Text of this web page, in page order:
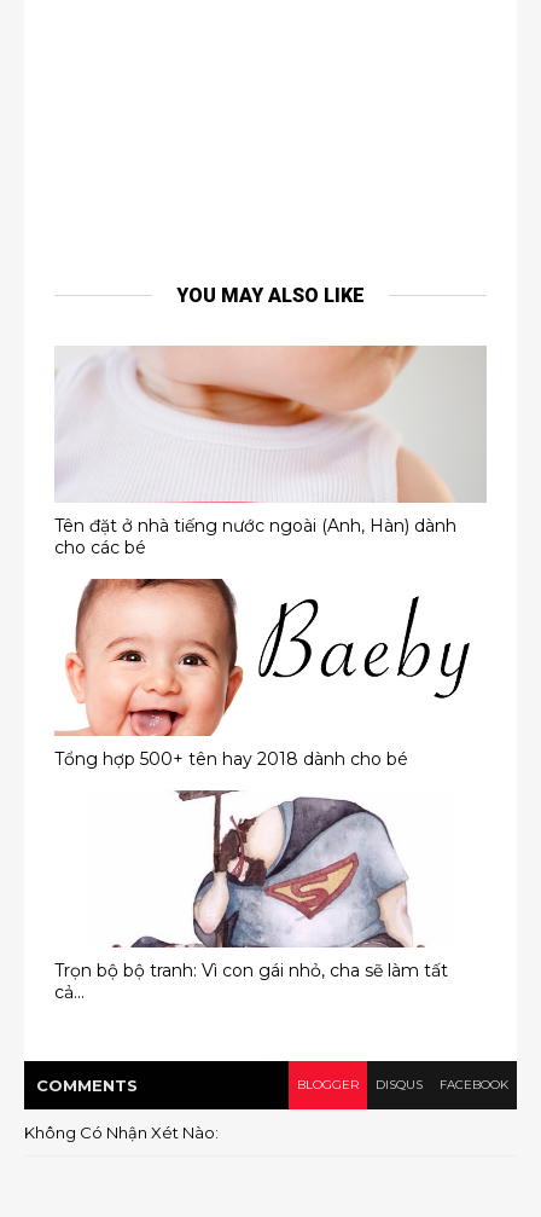
YOU MAY ALSO LIKE
Tên đặt ở nhà tiếng nước ngoài (Anh, Hàn) dành
cho các bé
Tổng hợp 500+ tên hay 2018 dành cho bé
Trọn bộ bộ tranh: Vì con gái nhỏ, cha sẽ làm tất
cả...
COMMENTS BLOGGER DISQUS FACEBOOK
Không Có Nhận Xét Nào: